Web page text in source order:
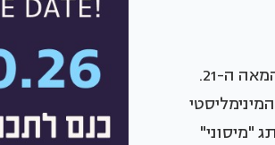
בחרתי לעצב חדר שינה כסוג של "תשובה" חמימה לאורח החיים התובעני והאינטנסיבי של המאה ה-21.
"מיסוני"